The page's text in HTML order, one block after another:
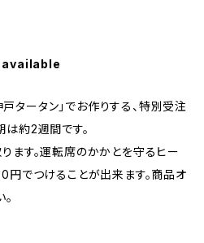
タータン」でお作りする、特別受注
は約2週間です。
ます。運転席のかかとを守るヒー
円でつけることが出来ます。商品オ